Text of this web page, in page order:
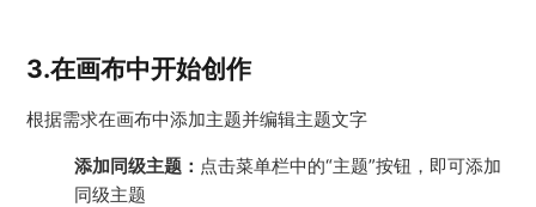
3.在画布中开始创作
根据需求在画布中添加主题并编辑主题文字
添加同级主题： 点击菜单栏中的“主题”按钮，即可添加
同级主题